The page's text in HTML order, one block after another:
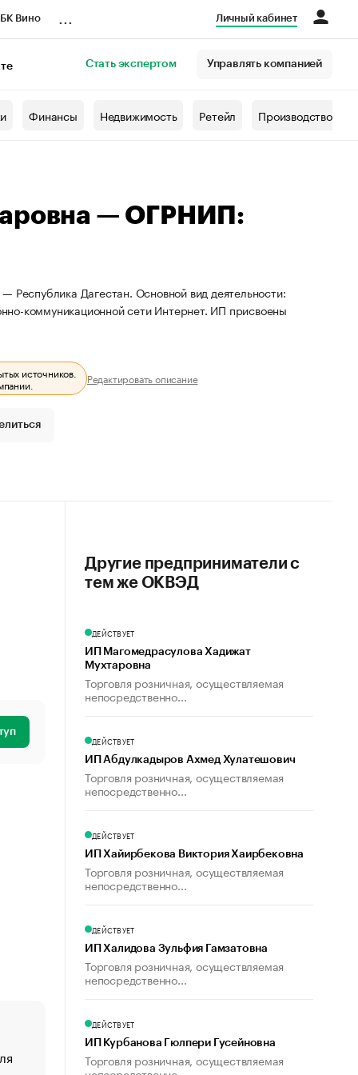
Вино Личный кабинет
Стать экспертом Управлять компанией
Финансы Недвижимость Ретейл Производство
— ОГРНИП:
Дагестан. Основной вид деятельности:
коммуникационной сети Интернет. ИП присвоены
источников.
Редактировать описание
«От спорта тело стареет иначе». Как живет глава
Другие предприниматели с
тем же ОКВЭД
ДЕЙСТВУЕТ
ИП Магомедрасулова Хадижат
Мухтаровна
Торговля розничная, осуществляемая
непосредственно...
ДЕЙСТВУЕТ
ИП Абдулкадыров Ахмед Хулатешович
Торговля розничная, осуществляемая
непосредственно...
ДЕЙСТВУЕТ
ИП Хайирбекова Виктория Хаирбековна
Торговля розничная, осуществляемая
непосредственно...
ДЕЙСТВУЕТ
ИП Халидова Зульфия Гамзатовна
Торговля розничная, осуществляемая
непосредственно...
ДЕЙСТВУЕТ
ИП Курбанова Гюлпери Гусейновна
Торговля розничная, осуществляемая